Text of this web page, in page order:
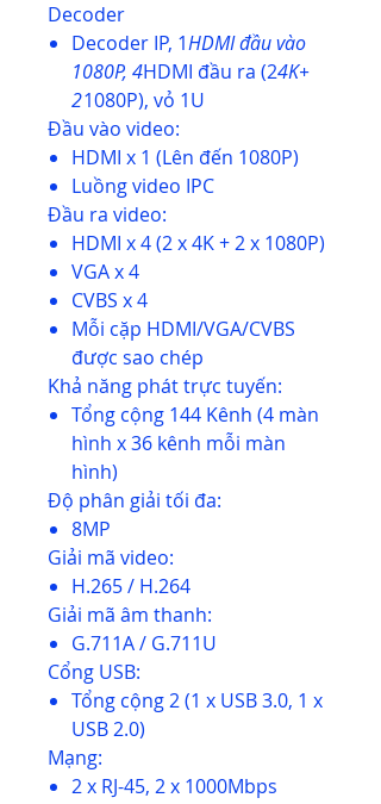
Decoder
Decoder IP, 1HDMI đầu vào
1080P, 4HDMI đầu ra (24K+
21080P), vỏ 1U
Đầu vào video:
HDMI x 1 (Lên đến 1080P)
Luồng video IPC
Đầu ra video:
HDMI x 4 (2 x 4K + 2 x 1080P)
VGA x 4
CVBS x 4
Mỗi cặp HDMI/VGA/CVBS
được sao chép
Khả năng phát trực tuyến:
Tổng cộng 144 Kênh (4 màn
hình x 36 kênh mỗi màn
hình)
Độ phân giải tối đa:
8MP
Giải mã video:
H.265 / H.264
Giải mã âm thanh:
G.711A / G.711U
Cổng USB:
Tổng cộng 2 (1 x USB 3.0, 1 x
USB 2.0)
Mạng:
2 x RJ-45, 2 x 1000Mbps